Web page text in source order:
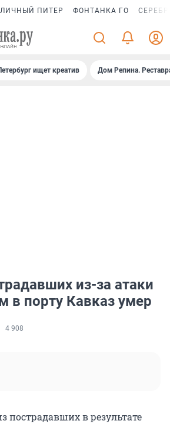
ПИТЕР ФОНТАНКА ГО
ищет креатив Дом Репина.
из-за атаки
в порту Кавказ умер
4 908
пострадавших в результате